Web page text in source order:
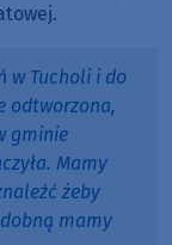
w Tucholi i do
odtworzona,
gminie
Mamy
żeby
mamy